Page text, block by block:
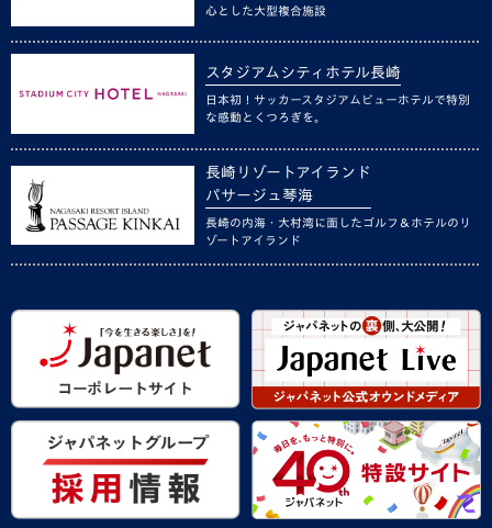
心とした大型複合施設
スタジアムシティホテル長崎
日本初！サッカースタジアムビューホテルで特別
な感動とくつろぎを。
長崎リゾートアイランド
パサージュ琴海
長崎の内海・大村湾に面したゴルフ＆ホテルのリ
ゾートアイランド